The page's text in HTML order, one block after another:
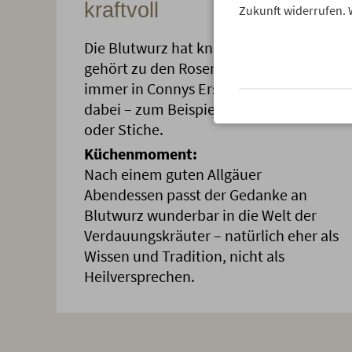
kraftvoll
Die Blutwurz hat knallgelbe Blüten,
gehört zu den Rosengewächsen und ist
immer in Connys Erste-Hilfe-Tasche
dabei – zum Beispiel für Schürfwunden
oder Stiche.
Küchenmoment:
Nach einem guten Allgäuer
Abendessen passt der Gedanke an
Blutwurz wunderbar in die Welt der
Verdauungskräuter – natürlich eher als
Wissen und Tradition, nicht als
Heilversprechen.
Zukunft widerrufen.